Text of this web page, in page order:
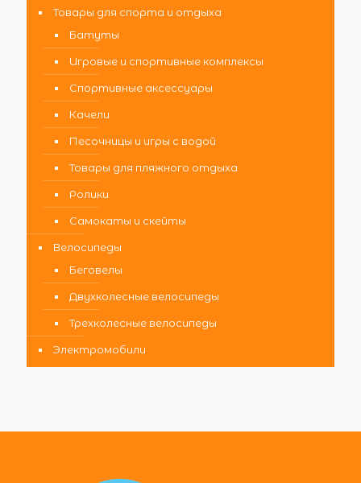
Товары для спорта и отдыха
Батуты
Игровые и спортивные комплексы
Спортивные аксессуары
Качели
Песочницы и игры с водой
Товары для пляжного отдыха
Ролики
Самокаты и скейты
Велосипеды
Беговелы
Двухколесные велосипеды
Трехколесные велосипеды
Электромобили